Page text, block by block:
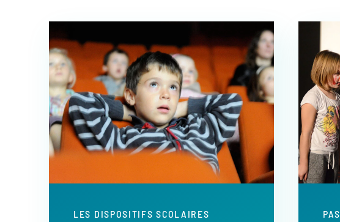
LES DISPOSITIFS SCOLAIRES